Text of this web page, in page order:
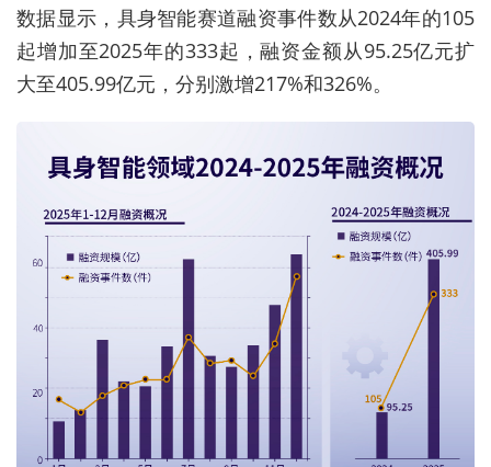
数据显示， 具身智能赛道融资事件数从2024年的105
起增加至2025年的333起，融资金额从95.25亿元扩
大至405.99亿元，分别激增217%和326%。